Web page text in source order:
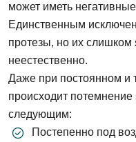
может иметь
Единственным
протезы, но их слишком
неестественно.
Даже при постоянном и
происходит потемнение
следующим:
Постепенно под